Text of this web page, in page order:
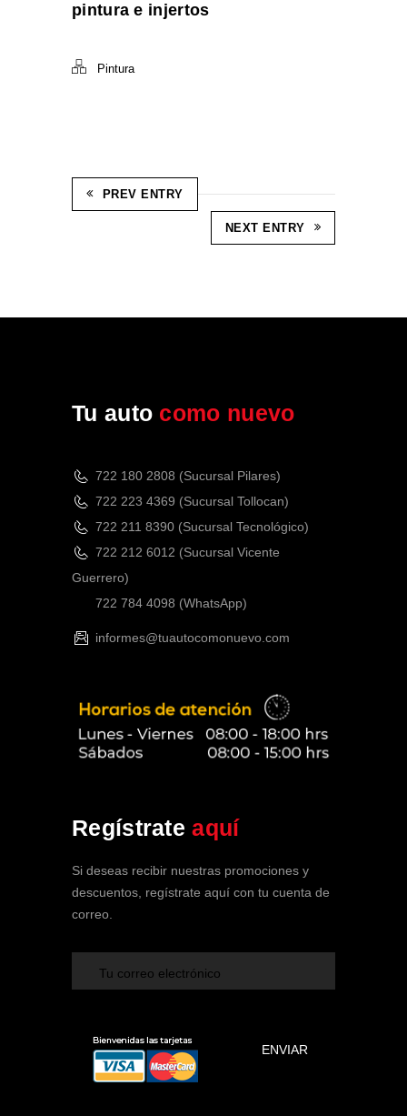
pintura e injertos
Pintura
PREV ENTRY
NEXT ENTRY
Tu auto como nuevo
722 180 2808 (Sucursal Pilares)
722 223 4369 (Sucursal Tollocan)
722 211 8390 (Sucursal Tecnológico)
722 212 6012 (Sucursal Vicente
Guerrero)
722 784 4098 (WhatsApp)
informes@tuautocomonuevo.com
Regístrateaquí
Si deseas recibir nuestras promociones y
descuentos, regístrate aquí con tu cuenta de
correo.
Soy tu Asistente de SPA Clínica
Vehicular